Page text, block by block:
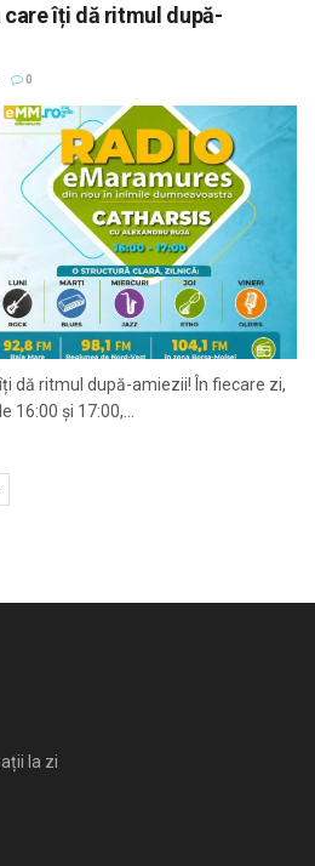
care îți dă ritmul după-
0
dă ritmul după-amiezii! În fiecare zi,
16:00 și 17:00,...
la zi